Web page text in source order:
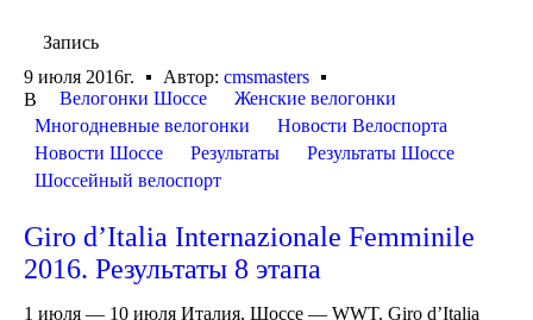
Запись
9 июля 2016г.
Автор: cmsmasters
В
Велогонки Шоссе
Женские велогонки
Многодневные велогонки
Новости Велоспорта
Новости Шоссе
Результаты
Результаты Шоссе
Шоссейный велоспорт
Giro d’Italia Internazionale Femminile
2016. Результаты 8 этапа
1 июля — 10 июля Италия, Шоссе — WWT. Giro d’Italia